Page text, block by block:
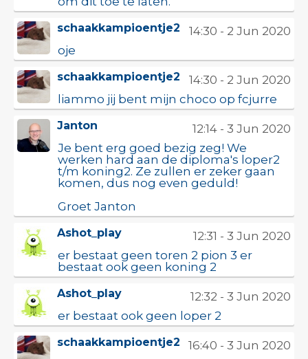
schaakkampioentje2
14:30 - 2 Jun 2020
oje
schaakkampioentje2
14:30 - 2 Jun 2020
liammo jij bent mijn choco op fcjurre
Janton
12:14 - 3 Jun 2020
Je bent erg goed bezig zeg! We
werken hard aan de diploma's loper2
t/m koning2. Ze zullen er zeker gaan
komen, dus nog even geduld!
Groet Janton
Ashot_play
12:31 - 3 Jun 2020
er bestaat geen toren 2 pion 3 er
bestaat ook geen koning 2
Ashot_play
12:32 - 3 Jun 2020
er bestaat ook geen loper 2
schaakkampioentje2
16:40 - 3 Jun 2020